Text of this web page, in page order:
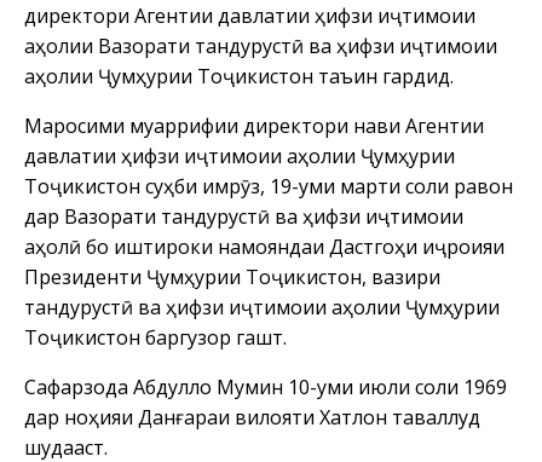
директори Агентии давлатии ҳифзи иҷтимоии
аҳолии Вазорати тандурустӣ ва ҳифзи иҷтимоии
аҳолии Ҷумҳурии Тоҷикистон таъин гардид.
Маросими муаррифии директори нави Агентии
давлатии ҳифзи иҷтимоии аҳолии Ҷумҳурии
Тоҷикистон суҳби имрӯз, 19-уми марти соли равон
дар Вазорати тандурустӣ ва ҳифзи иҷтимоии
аҳолӣ бо иштироки намояндаи Дастгоҳи иҷроияи
Президенти Ҷумҳурии Тоҷикистон, вазири
тандурустӣ ва ҳифзи иҷтимоии аҳолии Ҷумҳурии
Тоҷикистон баргузор гашт.
Сафарзода Абдулло Мумин 10-уми июли соли 1969
дар ноҳияи Данғараи вилояти Хатлон таваллуд
шудааст.